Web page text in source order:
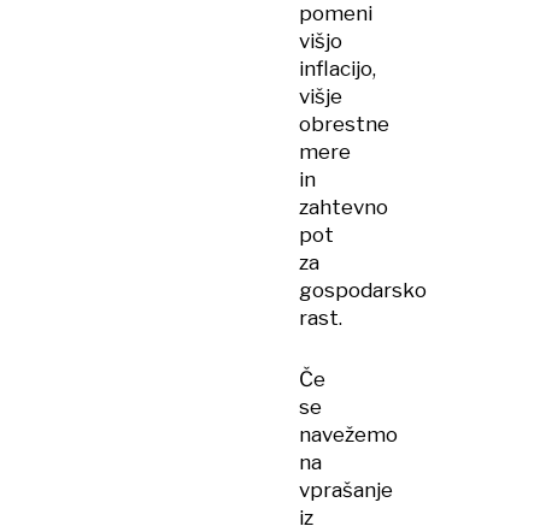
pomeni
višjo
inflacijo,
višje
obrestne
mere
in
zahtevno
pot
za
gospodarsko
rast.
Če
se
navežemo
na
vprašanje
iz